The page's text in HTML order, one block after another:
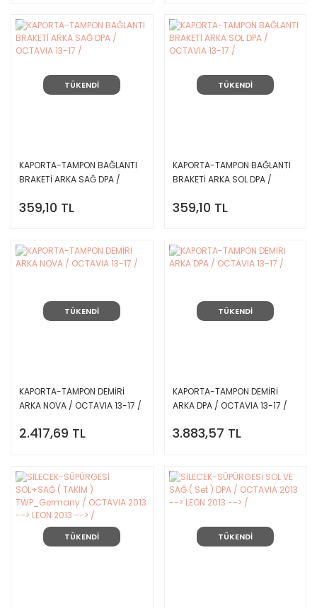
TÜKENDİ
KAPORTA-TAMPON BAĞLANTI
BRAKETİ ARKA SAĞ DPA /
359,10 TL
TÜKENDİ
KAPORTA-TAMPON BAĞLANTI
BRAKETİ ARKA SOL DPA /
359,10 TL
TÜKENDİ
KAPORTA-TAMPON DEMİRİ
ARKA NOVA / OCTAVIA 13-17 /
2.417,69 TL
TÜKENDİ
KAPORTA-TAMPON DEMİRİ
ARKA DPA / OCTAVIA 13-17 /
3.883,57 TL
TÜKENDİ TÜKENDİ